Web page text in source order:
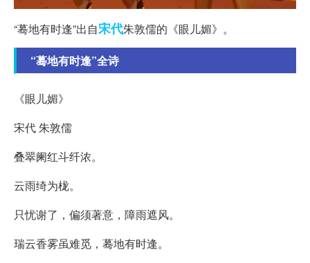
“蓦地有时逢”出自宋代朱敦儒的《眼儿媚》。
“蓦地有时逢”全诗
《眼儿媚》
宋代 朱敦儒
叠翠阑红斗纤浓。
云雨绮为栊。
只忧谢了，偏须著意，障雨遮风。
瑞云香雾虽难觅，蓦地有时逢。